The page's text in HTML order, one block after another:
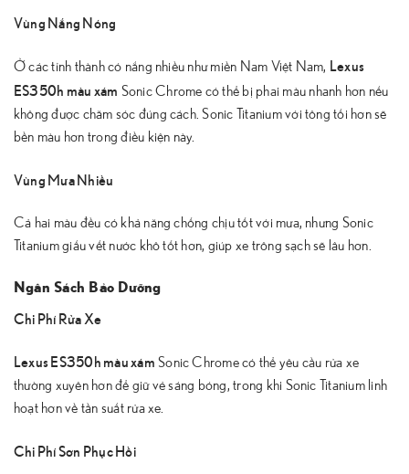
Vùng Nắng Nóng
Ở các tỉnh thành có nắng nhiều như miền Nam Việt Nam, Lexus
ES350h màu xám Sonic Chrome có thể bị phai màu nhanh hơn nếu
không được chăm sóc đúng cách. Sonic Titanium với tông tối hơn sẽ
bền màu hơn trong điều kiện này.
Vùng Mưa Nhiều
Cả hai màu đều có khả năng chống chịu tốt với mưa, nhưng Sonic
Titanium giấu vết nước khô tốt hơn, giúp xe trông sạch sẽ lâu hơn.
Ngân Sách Bảo Dưỡng
Chi Phí Rửa Xe
Lexus ES350h màu xám Sonic Chrome có thể yêu cầu rửa xe
thường xuyên hơn để giữ vẻ sáng bóng, trong khi Sonic Titanium linh
hoạt hơn về tần suất rửa xe.
Chi Phí Sơn Phục Hồi